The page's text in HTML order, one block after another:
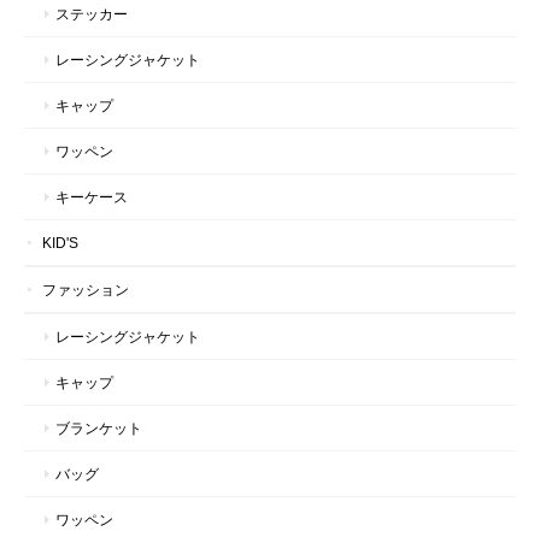
ステッカー
レーシングジャケット
キャップ
ワッペン
キーケース
KID'S
ファッション
レーシングジャケット
キャップ
ブランケット
バッグ
ワッペン